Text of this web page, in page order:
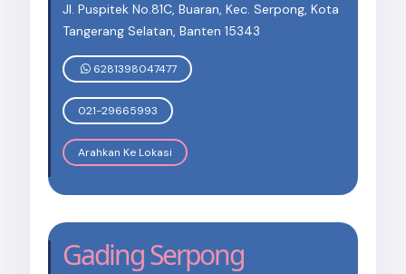
Jl. Puspitek No.81C, Buaran, Kec. Serpong, Kota
Tangerang Selatan, Banten 15343
6281398047477
021-29665993
Arahkan Ke Lokasi
Gading Serpong